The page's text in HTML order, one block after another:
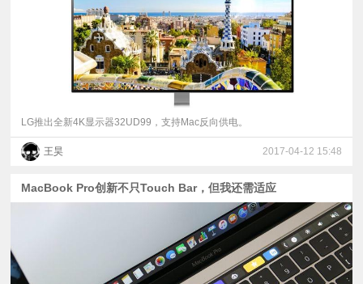
LG推出全新4K显示器32UD99，支持Mac反向供电。
王昊 2017-04-12 15:48
MacBook Pro创新不只Touch Bar，但我还需适应